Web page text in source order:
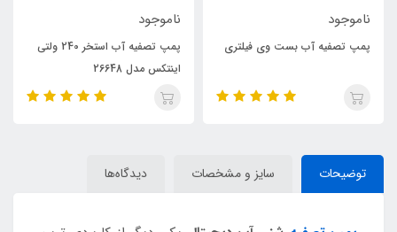
ناموجود
پمپ تصفیه آب بست وی فیلتری
ناموجود
پمپ تصفیه آب استخر 240 ولتی
اینتکس مدل 26648
توضیحات سایز و مشخصات دیدگاه‌ها